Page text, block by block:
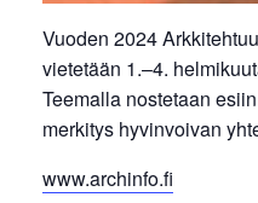
Vuoden 2024
vietetään 1.–4.
Teemalla nostetaan
merkitys hyvinvoivan
www.archinfo.fi